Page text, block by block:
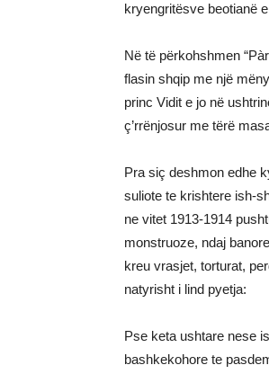
kryengritësve beotianë
Në të përkohshmen
flasin shqip me një
princ Vidit e jo në
ç’rrënjosur me tërë
Pra siç deshmon edhe
suliote te krishtere ish-
ne vitet 1913-1914
monstruoze, ndaj
kreu vrasjet, torturat,
natyrisht i lind pyetja:
Pse keta ushtare nese
bashkekohore te